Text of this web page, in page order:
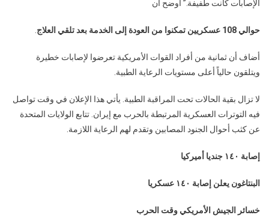
الإصابات كانت طفيفة.” أوضح أن
حوالي 108 عسكريين تمكنوا من العودة إلى الخدمة بعد تلقي العلاج
أضاف أن ثمانية من أفراد القوات الأمريكية تعرضوا لإصابات خطيرة
ويتلقون حالياً أعلى مستويات الرعاية الطبية.
لا تزال بقية الحالات تحت المراقبة الطبية. يأتي هذا الإعلان في وقت تواصل
فيه التوترات العسكرية المرتبطة بالحرب مع إيران. تتابع الولايات المتحدة
عن كثب أحوال الجنود المصابين وتقدم لهم الرعاية اللازمة.
إصابة ١٤٠ جنديا أميركيا
البنتاغون يعلن إصابة ١٤٠ عسكريا
خسائر الجيش الأمريكي وقت الحرب